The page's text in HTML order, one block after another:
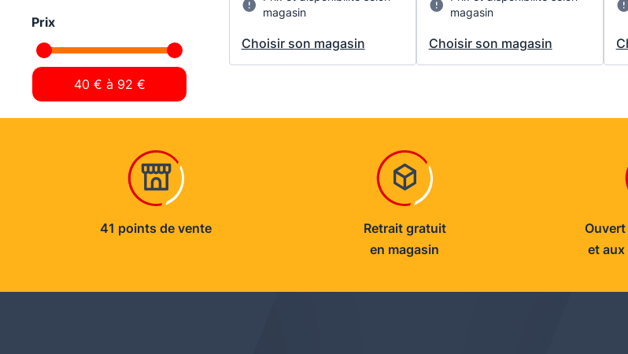
Prix
magasin
Choisir son magasin
magasin
Choisir son magasin
41 points de vente
Retrait gratuit
en magasin
et